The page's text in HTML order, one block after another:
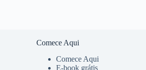
Comece Aqui
Comece Aqui
E-book grátis